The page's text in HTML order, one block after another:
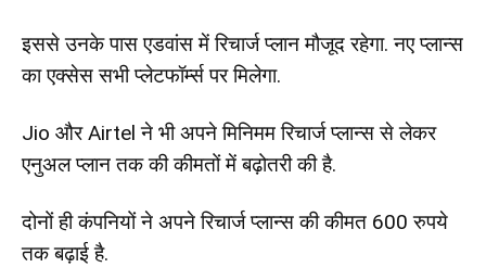
इससे उनके पास एडवांस में रिचार्ज प्लान मौजूद रहेगा. नए प्लान्स
का एक्सेस सभी प्लेटफॉर्म्स पर मिलेगा.
Jio और Airtel ने भी अपने मिनिमम रिचार्ज प्लान्स से लेकर
एनुअल प्लान तक की कीमतों में बढ़ोतरी की है.
दोनों ही कंपनियों ने अपने रिचार्ज प्लान्स की कीमत 600 रुपये
तक बढ़ाई है.